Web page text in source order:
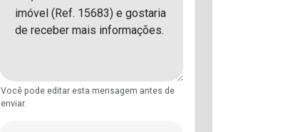
Você pode editar esta mensagem antes de
enviar.